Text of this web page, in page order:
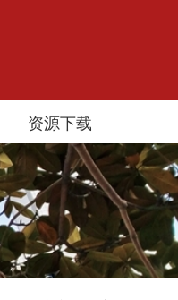
资源下载